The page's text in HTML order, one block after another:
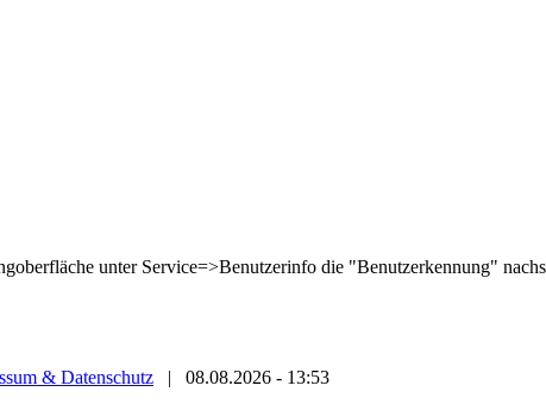
unter Service=>Benutzerinfo die "Benutzerkennung"
& Datenschutz |
08.08.2026 - 13:53